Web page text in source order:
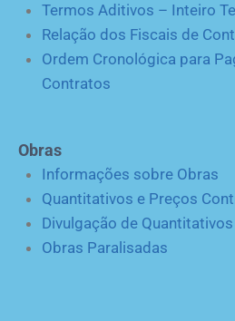
Termos Aditivos – Inteiro
Relação dos Fiscais de
Ordem Cronológica para
Contratos
Obras
Informações sobre Obras
Quantitativos e Preços
Divulgação de
Obras Paralisadas